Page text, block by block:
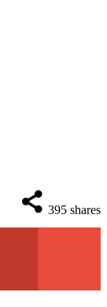
395 shares